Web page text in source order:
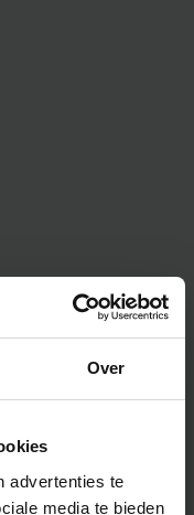
Over
advertenties te
media te bieden